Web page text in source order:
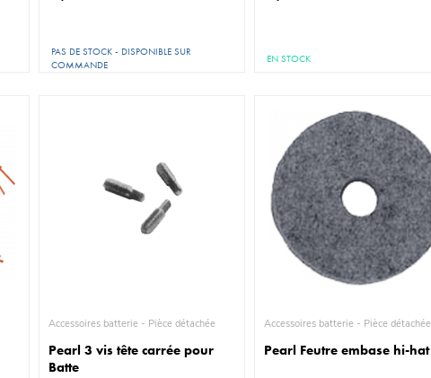
PAS DE STOCK - DISPONIBLE SUR
COMMANDE
EN STOCK
Accessoires batterie - Pièce détachée
Pearl 3 vis tête carrée pour
Batte
Accessoires batterie - Pièce détachée
Pearl Feutre embase hi-hat